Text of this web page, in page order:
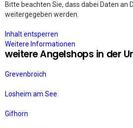
Bitte beachten Sie, dass dabei Daten an
weitergegeben werden.
Inhalt entsperren
Weitere Informationen
weitere Angelshops in der
Grevenbroich
Losheim am See
Gifhorn